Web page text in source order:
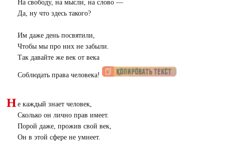
На свободу, на мысли, на слово —
Да, ну что здесь такого?
Им даже день посвятили,
Чтобы мы про них не забыли.
Так давайте же век от века
Соблюдать права человека!
Н е каждый знает человек,
Сколько он лично прав имеет.
Порой даже, прожив свой век,
Он в этой сфере не умнеет.